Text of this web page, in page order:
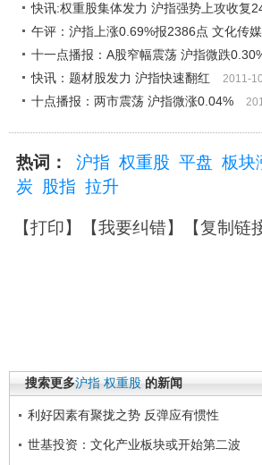
快讯:权重股集体发力 沪指强势上攻收复
午评：沪指上涨0.69%报2386点 文化传
十一点播报：A股窄幅震荡 沪指微跌
快讯：题材股发力 沪指快速翻红 2011-
十点播报：两市震荡 沪指微涨0.04%
热词： 沪指 权重股 平盘 板块
炭
股指 拉升
【打印】【我要纠错】【复制链
搜索更多沪指 权重股 的新闻
利好因素有聚拢之势 反弹应有惯性
世基投资：文化产业板块或开始第二波